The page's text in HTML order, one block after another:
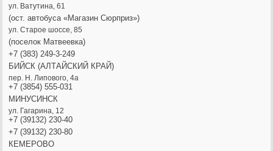
ул. Ватутина, 61
(ост. автобуса «Магазин Сюрприз»)
ул. Старое шоссе, 85
(поселок Матвеевка)
+7 (383) 249-3-249
БИЙСК (АЛТАЙСКИЙ КРАЙ)
пер. Н. Липового, 4а
+7 (3854) 555-031
МИНУСИНСК
ул. Гагарина, 12
+7 (39132) 230-40
+7 (39132) 230-80
КЕМЕРОВО